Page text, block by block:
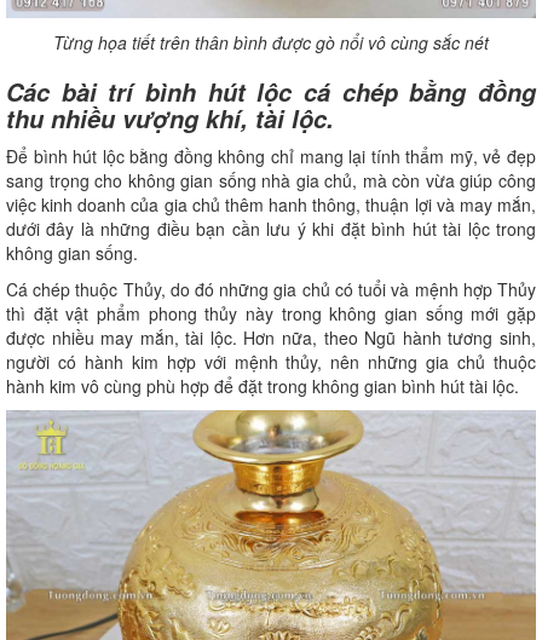
Từng họa tiết trên thân bình được gò nổi vô cùng sắc nét
Các bài trí bình hút lộc cá chép bằng đồng
thu nhiều vượng khí, tài lộc.
Để bình hút lộc bằng đồng không chỉ mang lại tính thẩm mỹ, vẻ đẹp
sang trọng cho không gian sống nhà gia chủ, mà còn vừa giúp công
việc kinh doanh của gia chủ thêm hanh thông, thuận lợi và may mắn,
dưới đây là những điều bạn cần lưu ý khi đặt bình hút tài lộc trong
không gian sống.
Cá chép thuộc Thủy, do đó những gia chủ có tuổi và mệnh hợp Thủy
thì đặt vật phẩm phong thủy này trong không gian sống mới gặp
được nhiều may mắn, tài lộc. Hơn nữa, theo Ngũ hành tương sinh,
người có hành kim hợp với mệnh thủy, nên những gia chủ thuộc
hành kim vô cùng phù hợp để đặt trong không gian bình hút tài lộc.